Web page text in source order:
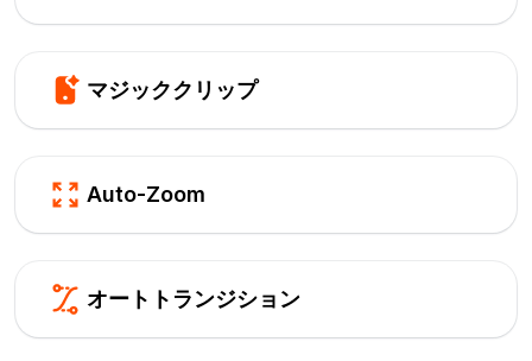
マジッククリップ
Auto-Zoom
オートトランジション